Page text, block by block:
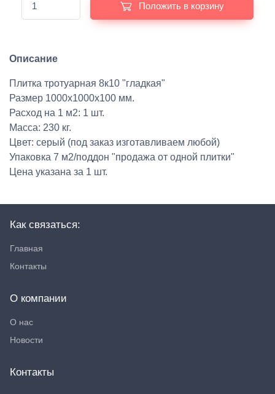
Положить в корзину
Описание
Плитка тротуарная 8к10 "гладкая"
Размер 1000х1000х100 мм.
Расход на 1 м2: 1 шт.
Масса: 230 кг.
Цвет: серый (под заказ изготавливаем любой)
Упаковка 7 м2/поддон "продажа от одной плитки"
Цена указана за 1 шт.
Как связаться:
Главная
Контакты
О компании
О нас
Новости
Контакты